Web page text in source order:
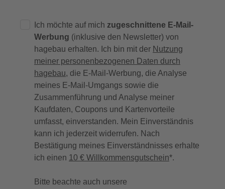
Ich möchte auf mich zugeschnittene E-Mail-
Werbung (inklusive den Newsletter) von
hagebau erhalten. Ich bin mit der Nutzung
meiner personenbezogenen Daten durch
hagebau, die E-Mail-Werbung, die Analyse
meines E-Mail-Umgangs sowie die
Zusammenführung und Analyse meiner
Kaufdaten, Coupons und Kartenvorteile
umfasst, einverstanden. Mein Einverständnis
kann ich jederzeit widerrufen. Nach
Bestätigung meines Einverständnisses erhalte
ich einen 10 € Willkommensgutschein*.
Bitte beachte auch unsere